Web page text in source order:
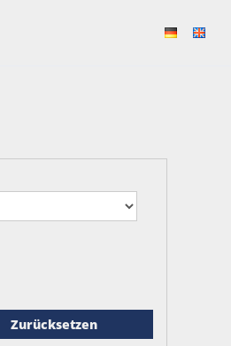
Zurücksetzen